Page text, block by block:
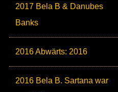
2017 Bela B & Danubes
Banks
2016 Abwärts: 2016
2016 Bela B. Sartana war